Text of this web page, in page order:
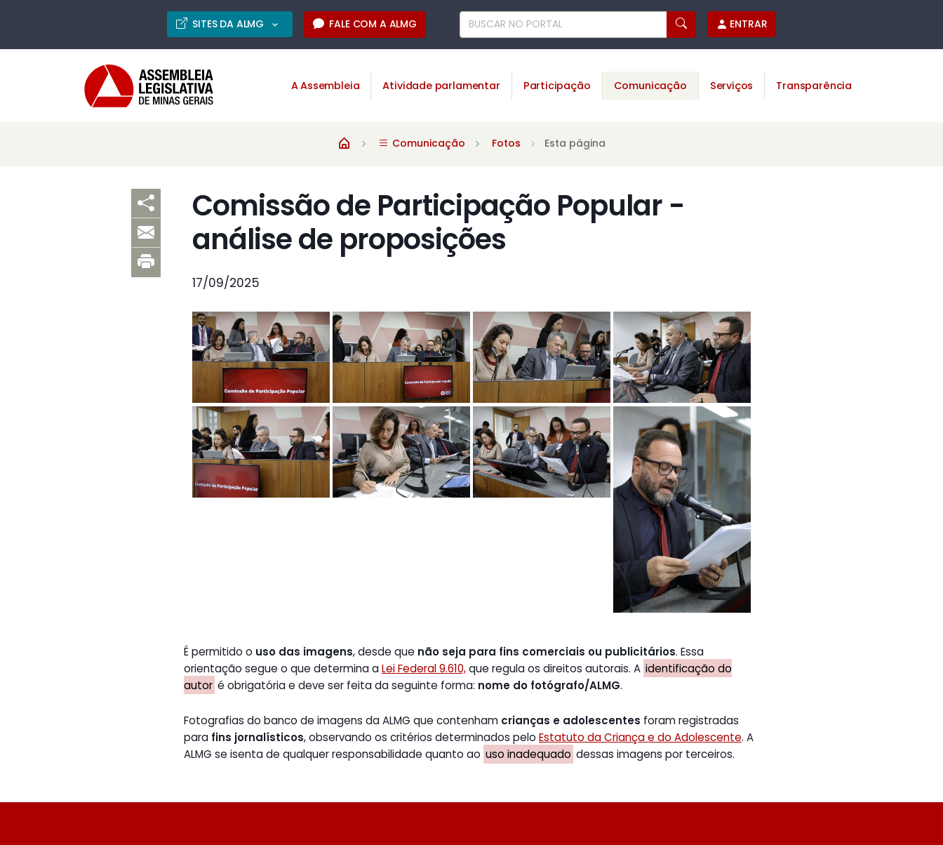
SITES DA ALMG FALE COM A ALMG ENTRAR
A Assembleia Atividade parlamentar Participação Comunicação Serviços Transparência
Comunicação Fotos Esta página
Comissão de Participação Popular -
análise de proposições
17/09/2025
É permitido o uso das imagens, desde que não seja para fins comerciais ou publicitários. Essa
orientação segue o que determina aLei Federal 9.610,que regula os direitos autorais. A identificação do
autor é obrigatória e deve ser feita da seguinte forma: nome do fotógrafo/ALMG.
Fotografias do banco de imagens da ALMG que contenham crianças e adolescentes foram registradas
para fins jornalísticos, observando os critérios determinados pelo Estatuto da Criança e do Adolescente. A
ALMG se isenta de qualquer responsabilidade quanto ao uso inadequado dessas imagens por terceiros.